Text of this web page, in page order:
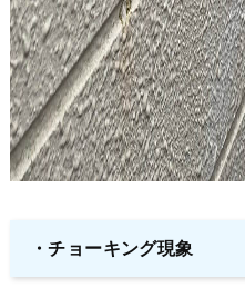
・チョーキング現象